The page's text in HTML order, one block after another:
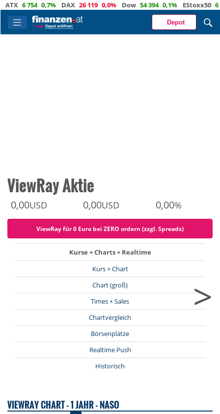
6 754 0,7% DAX 26 119 0,0% Dow 54 394 0,1% EStoxx50 6 510
Depot
ViewRay Aktie
0,00USD 0,00USD 0,00%
ViewRay für 0 Euro bei ZERO ordern (zzgl. Spreads)
Kurse + Charts + Realtime
Kurs + Chart
Chart (groß)
Times + Sales
Chartvergleich
Börsenplätze
Realtime Push
Historisch
>
VIEWRAY CHART - 1 JAHR - NASO